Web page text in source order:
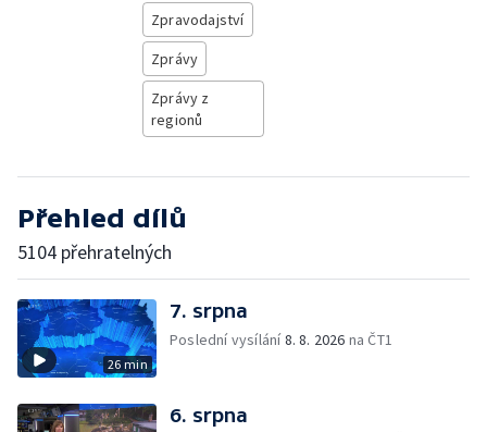
Zpravodajství
Zprávy
Zprávy z
regionů
Přehled dílů
5104 přehratelných
26 min
7. srpna
Poslední vysílání8. 8. 2026 na ČT1
6. srpna